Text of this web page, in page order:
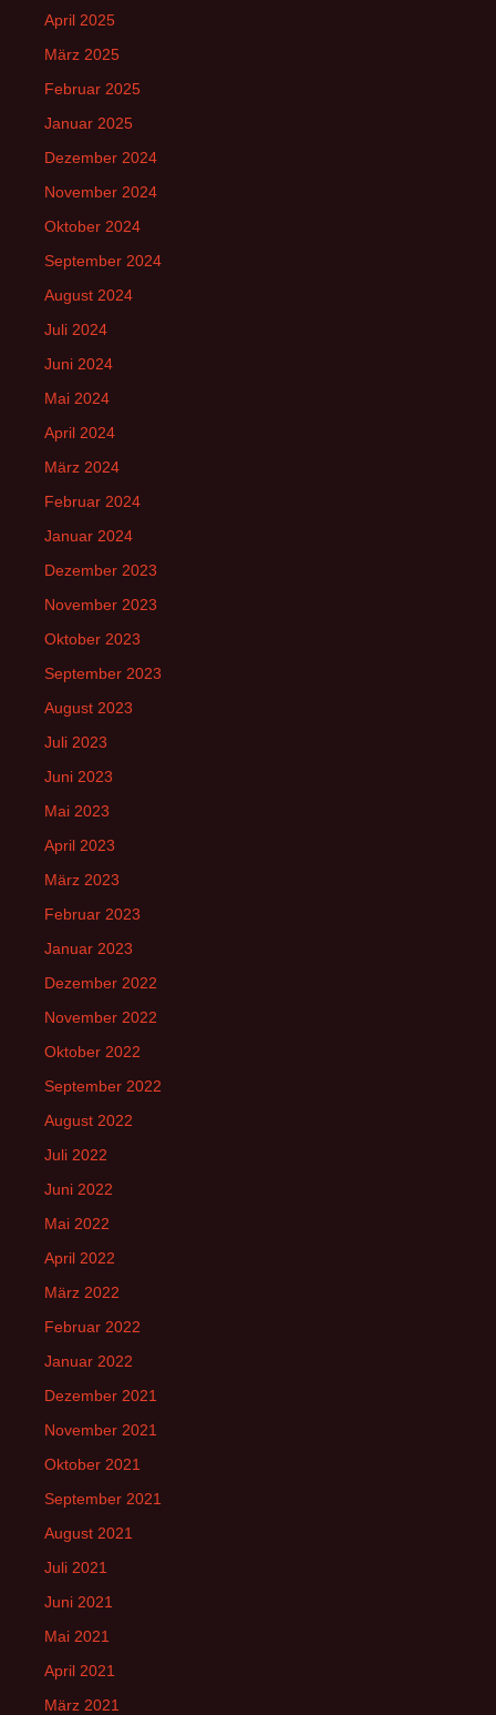
April 2025
März 2025
Februar 2025
Januar 2025
Dezember 2024
November 2024
Oktober 2024
September 2024
August 2024
Juli 2024
Juni 2024
Mai 2024
April 2024
März 2024
Februar 2024
Januar 2024
Dezember 2023
November 2023
Oktober 2023
September 2023
August 2023
Juli 2023
Juni 2023
Mai 2023
April 2023
März 2023
Februar 2023
Januar 2023
Dezember 2022
November 2022
Oktober 2022
September 2022
August 2022
Juli 2022
Juni 2022
Mai 2022
April 2022
März 2022
Februar 2022
Januar 2022
Dezember 2021
November 2021
Oktober 2021
September 2021
August 2021
Juli 2021
Juni 2021
Mai 2021
April 2021
März 2021